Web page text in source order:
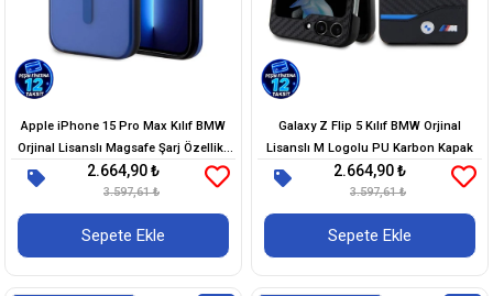
Apple iPhone 15 Pro Max Kılıf BMW
Orjinal Lisanslı Magsafe Şarj Özellikli
IML Baskı Logolu Buzlu Mat Kapak
2.664,90 ₺
3.597,61 ₺
Sepete Ekle
Galaxy Z Flip 5 Kılıf BMW Orjinal
Lisanslı M Logolu PU Karbon Kapak
2.664,90 ₺
3.597,61 ₺
Sepete Ekle